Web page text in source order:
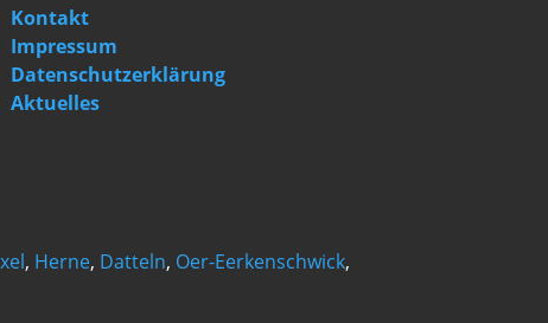
Kontakt
Impressum
Datenschutzerklärung
Aktuelles
, Herne, Datteln, Oer-Eerkenschwick,